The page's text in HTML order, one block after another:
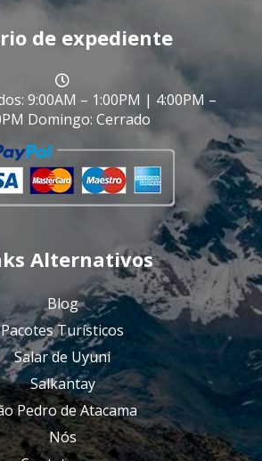
de expediente
9:00AM – 1:00PM | 4:00PM –
Domingo: Cerrado
Alternativos
Blog
Pacotes Turísticos
Salar de Uyuni
Salkantay
Pedro de Atacama
Nós